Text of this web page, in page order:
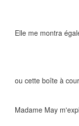
Elle me montra
ou cette boîte à
Madame May